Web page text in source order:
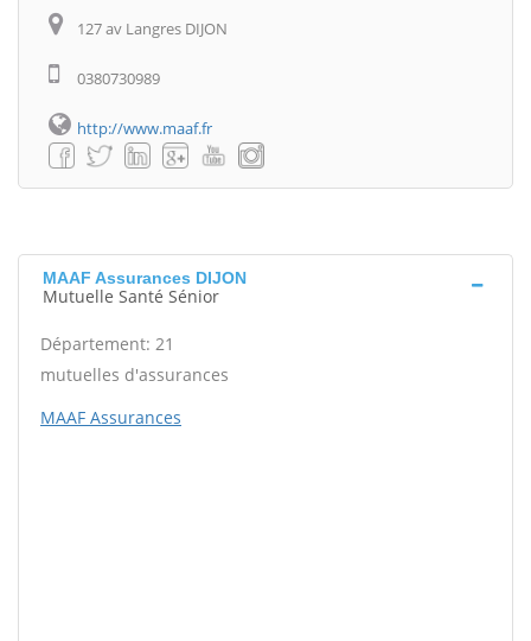
127 av Langres DIJON
0380730989
http://www.maaf.fr
MAAF Assurances DIJON
Mutuelle Santé Sénior
Département: 21
mutuelles d'assurances
MAAF Assurances